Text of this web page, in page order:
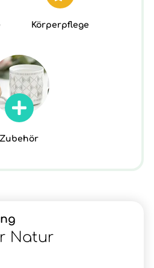
Körperpflege
Zubehör
Natur